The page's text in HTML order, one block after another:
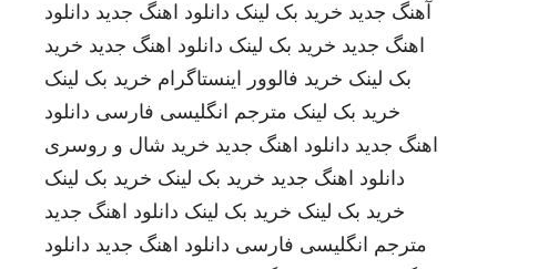
آهنگ جدید خرید بک لینک دانلود اهنگ جدید دانلود
اهنگ جدید خرید بک لینک دانلود اهنگ جدید خرید
بک لینک خرید فالوور اینستاگرام خرید بک لینک
خرید بک لینک مترجم انگلیسی فارسی دانلود
اهنگ جدید دانلود اهنگ جدید خرید شال و روسری
دانلود اهنگ جدید خرید بک لینک خرید بک لینک
خرید بک لینک خرید بک لینک دانلود اهنگ جدید
مترجم انگلیسی فارسی دانلود اهنگ جدید دانلود